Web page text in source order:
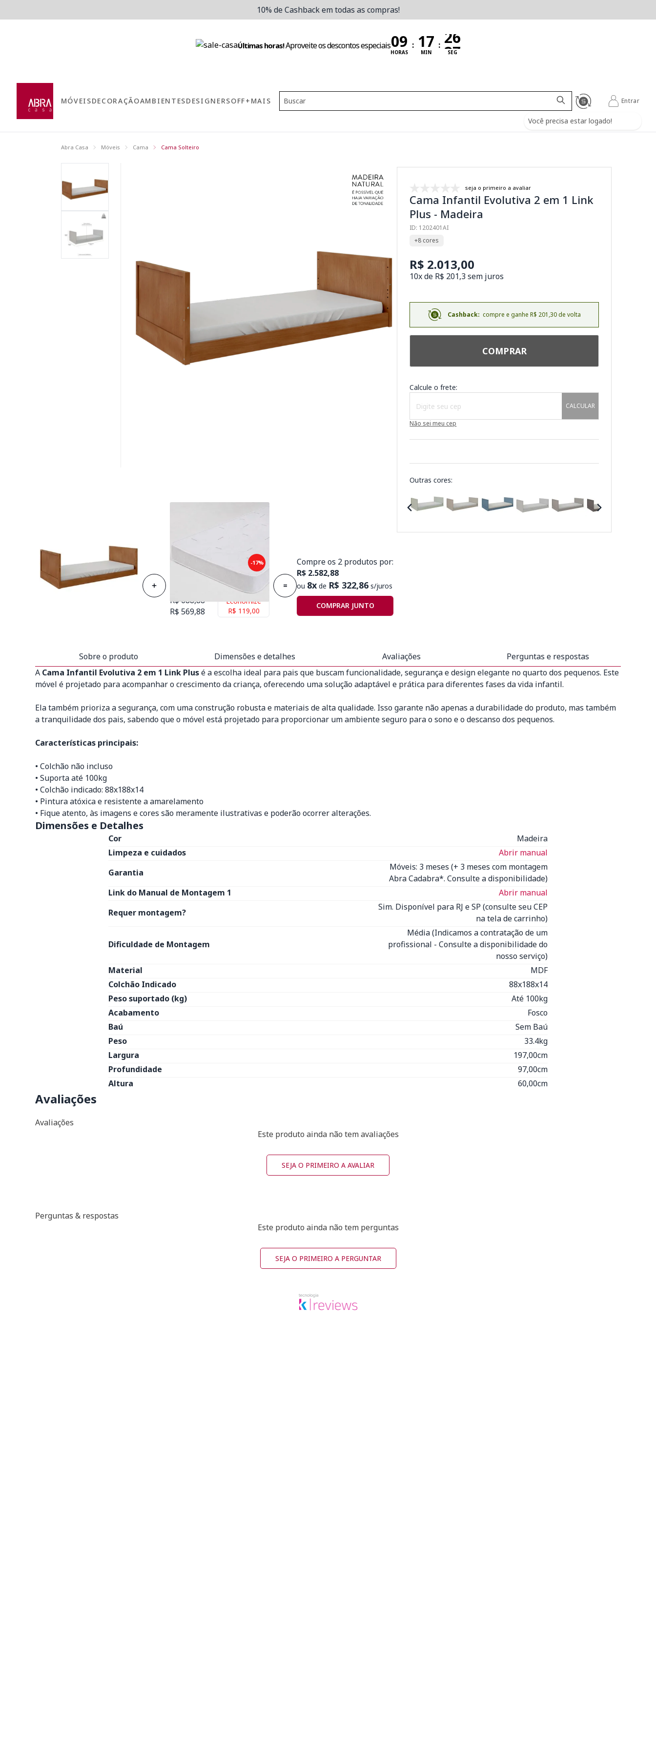
10% de Cashback em todas as compras!
Últimas horas!Aproveite os descontos especiais
HORAS
:
MIN
:
SEG
MÓVEISDECORAÇÃOAMBIENTESDESIGNERSOFF+MAIS
Você precisa estar logado!
Entrar
Abra Casa Móveis Cama Cama Solteiro
seja o primeiro a avaliar
Cama Infantil Evolutiva 2 em 1 Link
Plus - Madeira
ID: 1202401AI
+8 cores
R$ 2.013,00
10x de R$ 201,3 sem juros
Cashback: compre e ganhe R$ 201,30 de volta
COMPRAR
Calcule o frete:
CALCULAR
Não sei meu cep
Outras cores:
Cama Infantil Evolutiva 2 em 1
Link Plus - Madeira
-17%
Colchão de Espuma Plummi
Solteiro 88cmx1,88mx14cm
R$ 688,88
R$ 569,88
Economize
R$ 119,00
=
Compre os 2 produtos por:
R$ 2.582,88
ou 8x de R$ 322,86 s/juros
COMPRAR JUNTO
Sobre o produto Dimensões e detalhes Avaliações
Perguntas e respostas
A Cama Infantil Evolutiva 2 em 1 Link Plusé a escolha ideal para pais que buscam funcionalidade, segurança e design elegante no quarto dos pequenos. Este
móvel é projetado para acompanhar o crescimento da criança, oferecendo uma solução adaptável e prática para diferentes fases da vida infantil.
Ela também prioriza a segurança, com uma construção robusta e materiais de alta qualidade. Isso garante não apenas a durabilidade do produto, mas também
a tranquilidade dos pais, sabendo que o móvel está projetado para proporcionar um ambiente seguro para o sono e o descanso dos pequenos.
Características principais:
• Colchão não incluso
• Suporta até 100kg
• Colchão indicado: 88x188x14
• Pintura atóxica e resistente a amarelamento
• Fique atento, às imagens e cores são meramente ilustrativas e poderão ocorrer alterações.
Dimensões e Detalhes
Cor
Madeira
Limpeza e cuidados
Abrir manual
Garantia
Móveis: 3 meses (+ 3 meses com montagem
Abra Cadabra*. Consulte a disponibilidade)
Link do Manual de Montagem 1
Abrir manual
Requer montagem?
Sim. Disponível para RJ e SP (consulte seu CEP
na tela de carrinho)
Dificuldade de Montagem
Média (Indicamos a contratação de um
profissional - Consulte a disponibilidade do
nosso serviço)
Material
MDF
Colchão Indicado
88x188x14
Peso suportado (kg)
Até 100kg
Acabamento
Fosco
Baú
Sem Baú
Peso
33.4kg
Largura
197,00cm
Profundidade
97,00cm
Altura
60,00cm
Avaliações
Avaliações
Este produto ainda não tem avaliações
SEJA O PRIMEIRO A AVALIAR
Perguntas & respostas
Este produto ainda não tem perguntas
SEJA O PRIMEIRO A PERGUNTAR